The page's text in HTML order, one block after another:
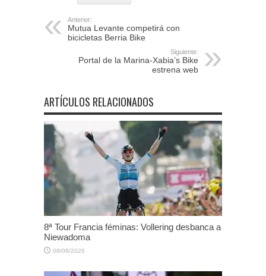
Anterior:
Mutua Levante competirá con
bicicletas Berria Bike
Siguiente:
Portal de la Marina-Xabia’s Bike
estrena web
ARTÍCULOS RELACIONADOS
8ª Tour Francia féminas: Vollering desbanca a
Niewadoma
08/08/2026